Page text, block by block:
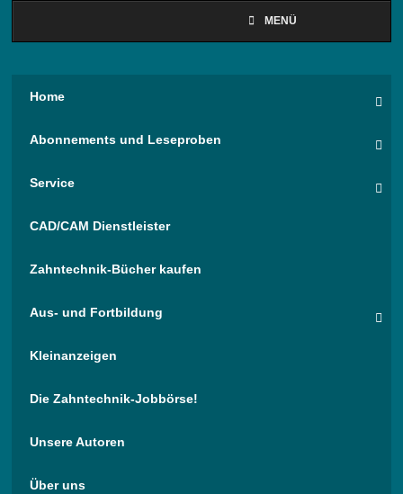
MENÜ
Home
Abonnements und Leseproben
Service
CAD/CAM Dienstleister
Zahntechnik-Bücher kaufen
Aus- und Fortbildung
Kleinanzeigen
Die Zahntechnik-Jobbörse!
Unsere Autoren
Über uns